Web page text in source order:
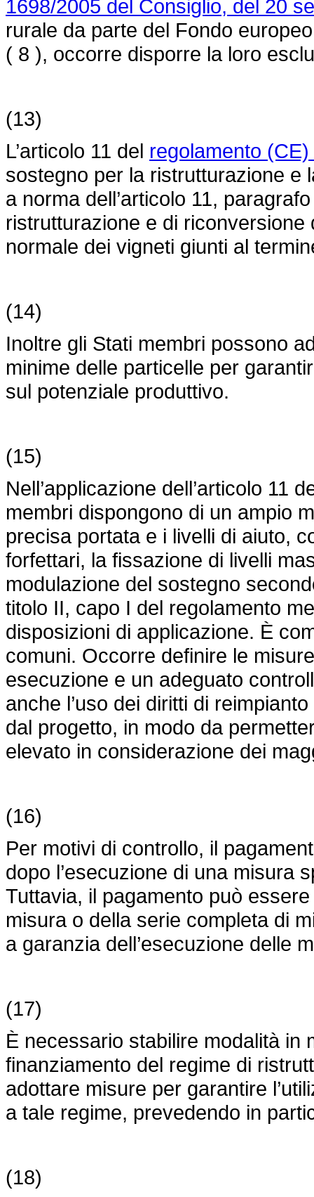
1698/2005 del Consiglio, del 20
rurale da parte del Fondo
( 8 ), occorre disporre la loro
(13)
L’articolo 11 del regolamento
sostegno per la ristrutturazione e
a norma dell’articolo 11,
ristrutturazione e di
normale dei vigneti giunti al
(14)
Inoltre gli Stati membri possono
minime delle particelle per
sul potenziale produttivo.
(15)
Nell’applicazione dell’articolo 11
membri dispongono di un ampio
precisa portata e i livelli di aiuto,
forfettari, la fissazione di livelli
modulazione del sostegno
titolo II, capo I del regolamento
disposizioni di applicazione. È
comuni. Occorre definire le
esecuzione e un adeguato
anche l’uso dei diritti di
dal progetto, in modo da
elevato in considerazione dei
(16)
Per motivi di controllo, il
dopo l’esecuzione di una misura
Tuttavia, il pagamento può
misura o della serie completa di
a garanzia dell’esecuzione delle
(17)
È necessario stabilire modalità in
finanziamento del regime di
adottare misure per garantire
a tale regime, prevedendo in
(18)